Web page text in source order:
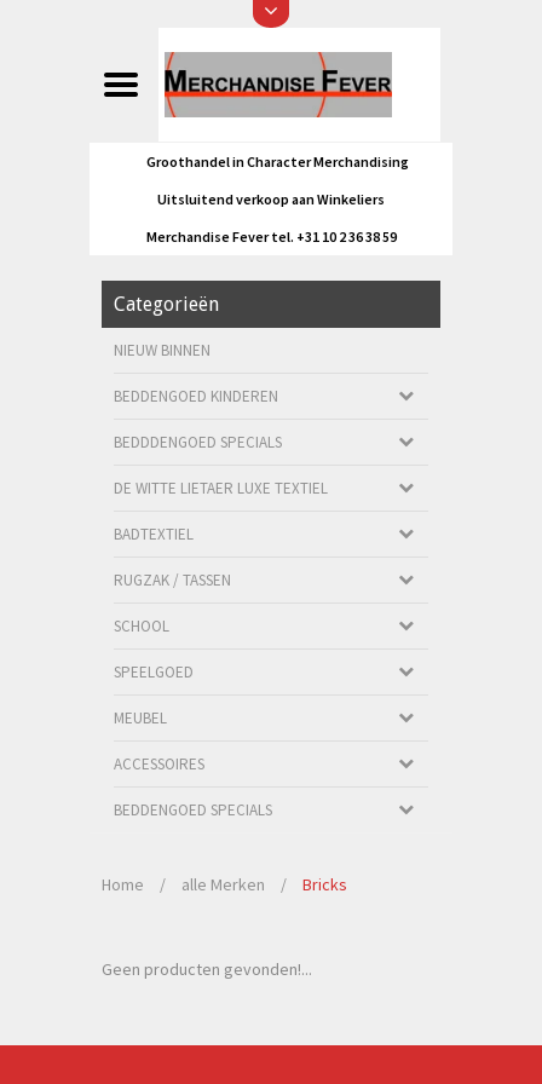
Groothandel in Character Merchandising
Uitsluitend verkoop aan Winkeliers
Merchandise Fever tel. +31 10 2 36 38 59
Categorieën
NIEUW BINNEN
BEDDENGOED KINDEREN
BEDDDENGOED SPECIALS
DE WITTE LIETAER LUXE TEXTIEL
BADTEXTIEL
RUGZAK / TASSEN
SCHOOL
SPEELGOED
MEUBEL
ACCESSOIRES
BEDDENGOED SPECIALS
Home / alle Merken / Bricks
Geen producten gevonden!...